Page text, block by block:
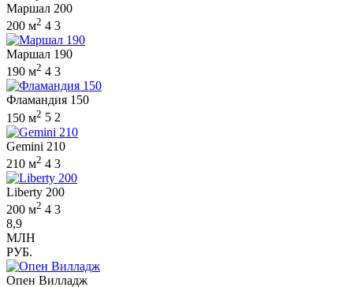
Маршал 200
200 м2 4 3
Маршал 190
190 м2 4 3
Фламандия 150
150 м2 5 2
Gemini 210
210 м2 4 3
Liberty 200
200 м2 4 3
8,9
МЛН
РУБ.
Опен Вилладж